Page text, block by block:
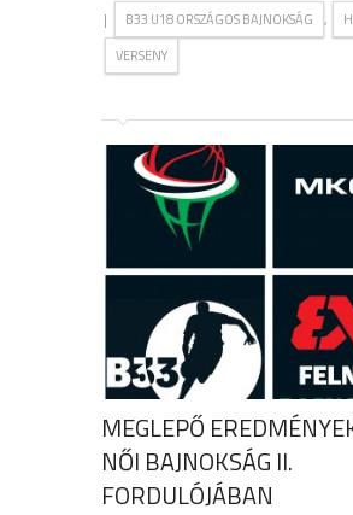
| B33 U18 ORSZÁGOS BAJNOKSÁG ,
VERSENY
MEGLEPŐ
NŐI BAJNOKSÁG II.
FORDULÓJÁBAN